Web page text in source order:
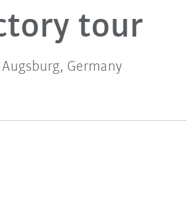
tour
Germany